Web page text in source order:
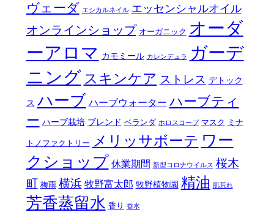
ヴェーダ エシカルネイル エッセンシャルオイル
オンラインショップ オーガニック オーダ
ーアロマ カモミール カレンデュラ
ガーデ
ニング スキンケア ストレス デトック
ス ハーブ ハーブウォーター ハーブティ
ー ハーブ栽培 ブレンド ベランダ ホロスコープ マスク ミナ
トノファクトリー メリッサボーテ ワー
クショップ 休業期間 新型コロナウイルス 桜木
町 梅雨 横浜 牧野富太郎 牧野植物園 精油 肌荒れ
芳香蒸留水 香り 香水